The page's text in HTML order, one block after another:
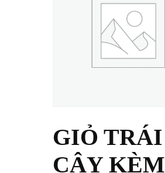
GIỎ TRÁI
CÂY KÈM